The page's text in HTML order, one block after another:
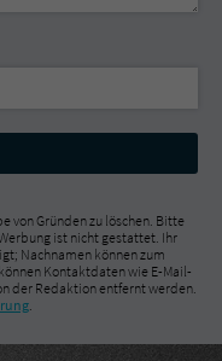
von Gründen zu löschen. Bitte
ist nicht gestattet. Ihr
Nachnamen können zum
Kontaktdaten wie E-Mail-
der Redaktion entfernt werden.
.